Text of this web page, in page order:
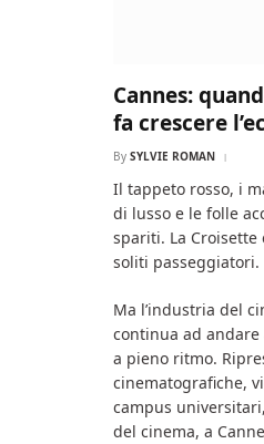
Cannes:
fa crescere
By SYLVIE ROMAN
Il tappeto rosso, i
di lusso e le folle
spariti. La Croisette
soliti passeggiatori.
Ma l’industria del
continua ad andare
a pieno ritmo.
cinematografiche,
campus
del cinema, a